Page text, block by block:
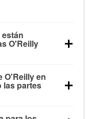
O'Reilly
alternador y
“Check Engine”
de
disponibles en
O'Reilly en
las partes